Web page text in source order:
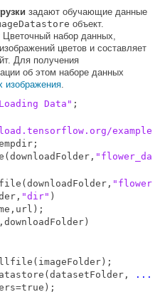
задают обучающие данные
объект.
набор данных,
цветов и составляет
Для получения
об этом наборе данных
изображения
Data"
"dir" )
...